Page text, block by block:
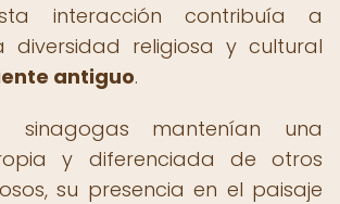
interacción contribuía a
diversidad religiosa y cultural
antiguo.
mantenían una
y diferenciada de otros
su presencia en el paisaje